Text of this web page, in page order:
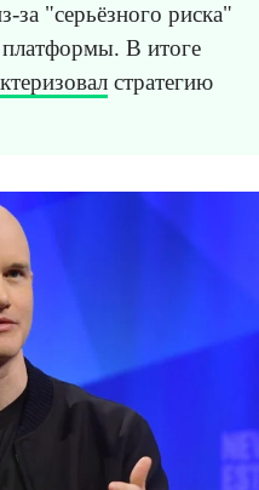
за "серьёзного риска"
В итоге
стратегию